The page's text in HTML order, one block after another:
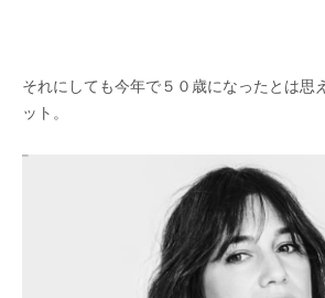
それにしても今年で５０歳になったとは思
ット。